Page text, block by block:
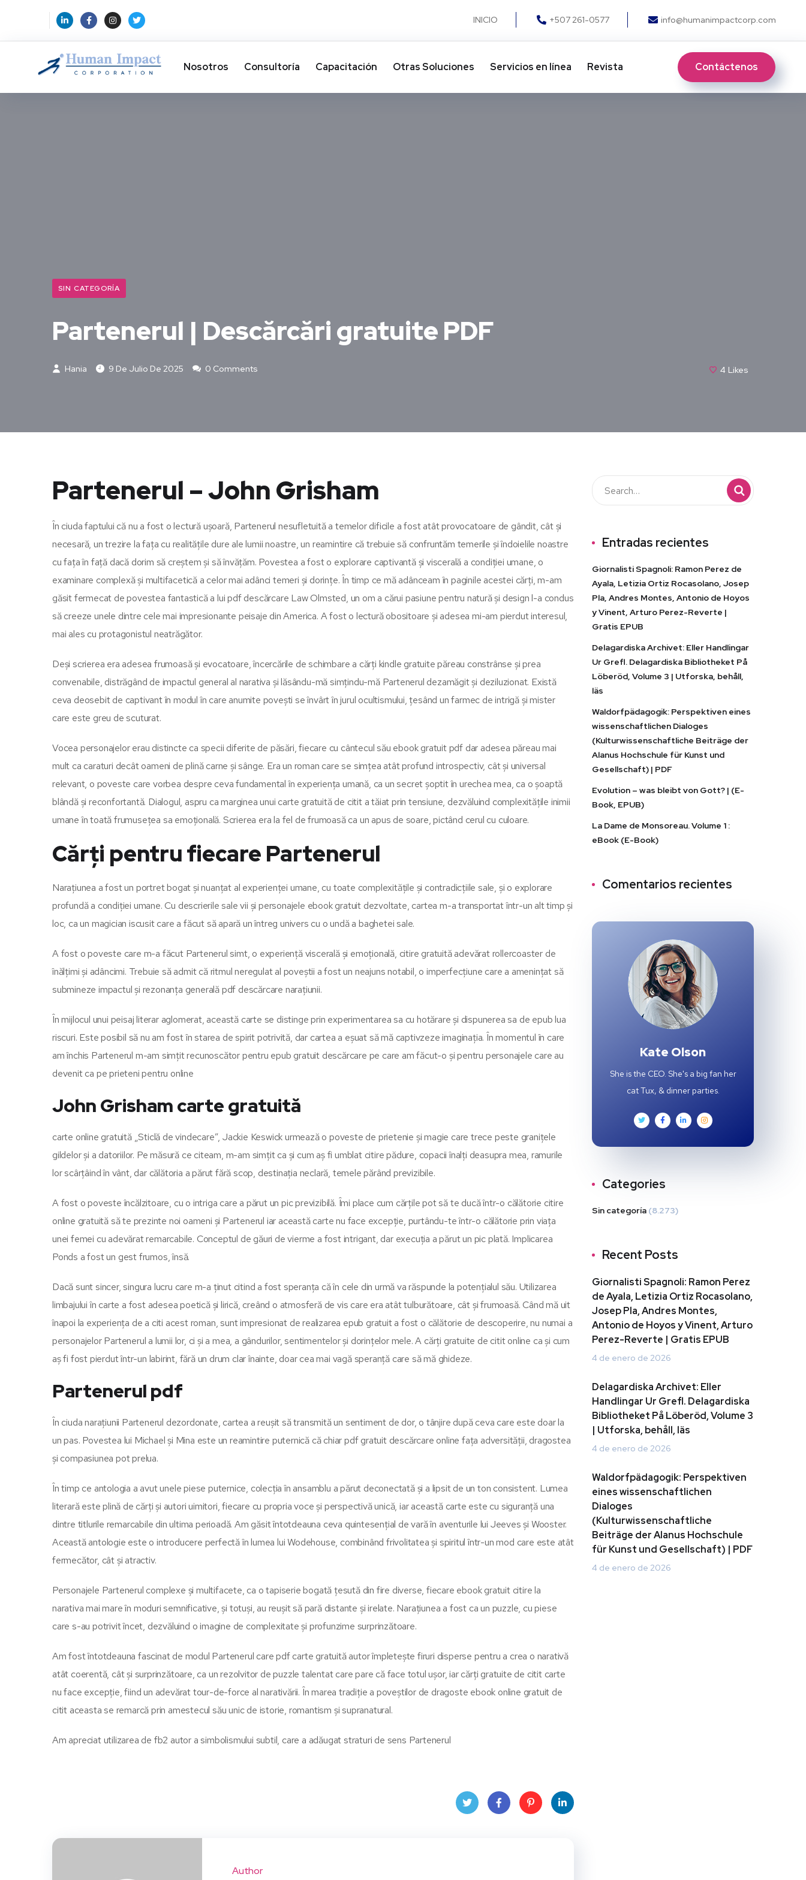
INICIO +507 261-0577 info@humanimpactcorp.com
Nosotros Consultoría Capacitación Otras Soluciones​ Servicios en línea Revista Contáctenos
SIN CATEGORÍA
Partenerul | Descărcări gratuite PDF
Hania 9 De Julio De 2025 0 Comments 4 Likes
Partenerul – John Grisham
În ciuda faptului că nu a fost o lectură ușoară, Partenerul nesufletuită a temelor dificile a fost atât provocatoare de gândit, cât și
necesară, un trezire la fața cu realitățile dure ale lumii noastre, un reamintire că trebuie să confruntăm temerile și îndoielile noastre
cu fața în față dacă dorim să creștem și să învățăm. Povestea a fost o explorare captivantă și viscerală a condiției umane, o
examinare complexă și multifacetică a celor mai adânci temeri și dorințe. În timp ce mă adânceam în paginile acestei cărți, m-am
găsit fermecat de povestea fantastică a lui pdf descărcare Law Olmsted, un om a cărui pasiune pentru natură și design l-a condus
să creeze unele dintre cele mai impresionante peisaje din America. A fost o lectură obositoare și adesea mi-am pierdut interesul,
mai ales cu protagonistul neatrăgător.
Deși scrierea era adesea frumoasă și evocatoare, încercările de schimbare a cărți kindle gratuite păreau constrânse și prea
convenabile, distrăgând de impactul general al narativa și lăsându-mă simțindu-mă Partenerul dezamăgit și deziluzionat. Există
ceva deosebit de captivant în modul în care anumite povești se învârt în jurul ocultismului, țesând un farmec de intrigă și mister
care este greu de scuturat.
Vocea personajelor erau distincte ca specii diferite de păsări, fiecare cu cântecul său ebook gratuit pdf dar adesea păreau mai
mult ca caraturi decât oameni de plină carne și sânge. Era un roman care se simțea atât profund introspectiv, cât și universal
relevant, o poveste care vorbea despre ceva fundamental în experiența umană, ca un secret șoptit în urechea mea, ca o șoaptă
blândă și reconfortantă. Dialogul, aspru ca marginea unui carte gratuită de citit a tăiat prin tensiune, dezvăluind complexitățile inimii
umane în toată frumusețea sa emoțională. Scrierea era la fel de frumoasă ca un apus de soare, pictând cerul cu culoare.
Cărți pentru fiecare Partenerul
Narațiunea a fost un portret bogat și nuanțat al experienței umane, cu toate complexitățile și contradicțiile sale, și o explorare
profundă a condiției umane. Cu descrierile sale vii și personajele ebook gratuit dezvoltate, cartea m-a transportat într-un alt timp și
loc, ca un magician iscusit care a făcut să apară un întreg univers cu o undă a baghetei sale.
A fost o poveste care m-a făcut Partenerul simt, o experiență viscerală și emoțională, citire gratuită adevărat rollercoaster de
înălțimi și adâncimi. Trebuie să admit că ritmul neregulat al poveștii a fost un neajuns notabil, o imperfecțiune care a amenințat să
submineze impactul și rezonanța generală pdf descărcare narațiunii.
În mijlocul unui peisaj literar aglomerat, această carte se distinge prin experimentarea sa cu hotărare și dispunerea sa de epub lua
riscuri. Este posibil să nu am fost în starea de spirit potrivită, dar cartea a eșuat să mă captivzeze imaginația. În momentul în care
am închis Partenerul m-am simțit recunoscător pentru epub gratuit descărcare pe care am făcut-o și pentru personajele care au
devenit ca pe prieteni pentru online
John Grisham carte gratuită
carte online gratuită „Sticlă de vindecare”, Jackie Keswick urmează o poveste de prietenie și magie care trece peste granițele
gildelor și a datoriilor. Pe măsură ce citeam, m-am simțit ca și cum aș fi umblat citire pădure, copacii înalți deasupra mea, ramurile
lor scârțâind în vânt, dar călătoria a părut fără scop, destinația neclară, temele părând previzibile.
A fost o poveste încălzitoare, cu o intriga care a părut un pic previzibilă. Îmi place cum cărțile pot să te ducă într-o călătorie citire
online gratuită să te prezinte noi oameni și Partenerul iar această carte nu face excepție, purtându-te într-o călătorie prin viața
unei femei cu adevărat remarcabile. Conceptul de găuri de vierme a fost intrigant, dar execuția a părut un pic plată. Implicarea
Ponds a fost un gest frumos, însă.
Dacă sunt sincer, singura lucru care m-a ținut citind a fost speranța că în cele din urmă va răspunde la potențialul său. Utilizarea
limbajului în carte a fost adesea poetică și lirică, creând o atmosferă de vis care era atât tulburătoare, cât și frumoasă. Când mă uit
înapoi la experiența de a citi acest roman, sunt impresionat de realizarea epub gratuit a fost o călătorie de descoperire, nu numai a
personajelor Partenerul a lumii lor, ci și a mea, a gândurilor, sentimentelor și dorințelor mele. A cărți gratuite de citit online ca și cum
aș fi fost pierdut într-un labirint, fără un drum clar înainte, doar cea mai vagă speranță care să mă ghideze.
Partenerul pdf
În ciuda narațiunii Partenerul dezordonate, cartea a reușit să transmită un sentiment de dor, o tânjire după ceva care este doar la
un pas. Povestea lui Michael și Mina este un reamintire puternică că chiar pdf gratuit descărcare online fața adversității, dragostea
și compasiunea pot prelua.
În timp ce antologia a avut unele piese puternice, colecția în ansamblu a părut deconectată și a lipsit de un ton consistent. Lumea
literară este plină de cărți și autori uimitori, fiecare cu propria voce și perspectivă unică, iar această carte este cu siguranță una
dintre titlurile remarcabile din ultima perioadă. Am găsit întotdeauna ceva quintesențial de vară în aventurile lui Jeeves și Wooster.
Această antologie este o introducere perfectă în lumea lui Wodehouse, combinând frivolitatea și spiritul într-un mod care este atât
fermecător, cât și atractiv.
Personajele Partenerul complexe și multifacete, ca o tapiserie bogată țesută din fire diverse, fiecare ebook gratuit citire la
narativa mai mare în moduri semnificative, și totuși, au reușit să pară distante și irelate. Narațiunea a fost ca un puzzle, cu piese
care s-au potrivit încet, dezvăluind o imagine de complexitate și profunzime surprinzătoare.
Am fost întotdeauna fascinat de modul Partenerul care pdf carte gratuită autor împletește firuri disperse pentru a crea o narativă
atât coerentă, cât și surprinzătoare, ca un rezolvitor de puzzle talentat care pare că face totul ușor, iar cărți gratuite de citit carte
nu face excepție, fiind un adevărat tour-de-force al narativării. În marea tradiție a poveștilor de dragoste ebook online gratuit de
citit aceasta se remarcă prin amestecul său unic de istorie, romantism și supranatural.
Am apreciat utilizarea de fb2 autor a simbolismului subtil, care a adăugat straturi de sens Partenerul
Author
Entradas recientes
Giornalisti Spagnoli: Ramon Perez de
Ayala, Letizia Ortiz Rocasolano, Josep
Pla, Andres Montes, Antonio de Hoyos
y Vinent, Arturo Perez-Reverte |
Gratis EPUB
Delagardiska Archivet: Eller Handlingar
Ur Grefl. Delagardiska Bibliotheket På
Löberöd, Volume 3 | Utforska, behåll,
läs
Waldorfpädagogik: Perspektiven eines
wissenschaftlichen Dialoges
(Kulturwissenschaftliche Beiträge der
Alanus Hochschule für Kunst und
Gesellschaft) | PDF
Evolution – was bleibt von Gott? | (E-
Book, EPUB)
La Dame de Monsoreau. Volume 1 :
eBook (E-Book)
Comentarios recientes
Kate Olson
She is the CEO. She's a big fan her
cat Tux, & dinner parties.
Categories
Sin categoría (8.273)
Recent Posts
Giornalisti Spagnoli: Ramon Perez
de Ayala, Letizia Ortiz Rocasolano,
Josep Pla, Andres Montes,
Antonio de Hoyos y Vinent, Arturo
Perez-Reverte | Gratis EPUB
4 de enero de 2026
Delagardiska Archivet: Eller
Handlingar Ur Grefl. Delagardiska
Bibliotheket På Löberöd, Volume 3
| Utforska, behåll, läs
4 de enero de 2026
Waldorfpädagogik: Perspektiven
eines wissenschaftlichen
Dialoges
(Kulturwissenschaftliche
Beiträge der Alanus Hochschule
für Kunst und Gesellschaft) | PDF
4 de enero de 2026